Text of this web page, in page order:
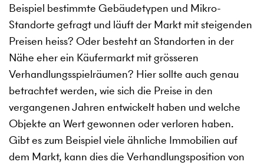
Beispiel bestimmte Gebäudetypen und Mikro-
Standorte gefragt und läuft der Markt mit steigenden
Preisen heiss? Oder besteht an Standorten in der
Nähe eher ein Käufermarkt mit grösseren
Verhandlungsspielräumen? Hier sollte auch genau
betrachtet werden, wie sich die Preise in den
vergangenen Jahren entwickelt haben und welche
Objekte an Wert gewonnen oder verloren haben.
Gibt es zum Beispiel viele ähnliche Immobilien auf
dem Markt, kann dies die Verhandlungsposition von